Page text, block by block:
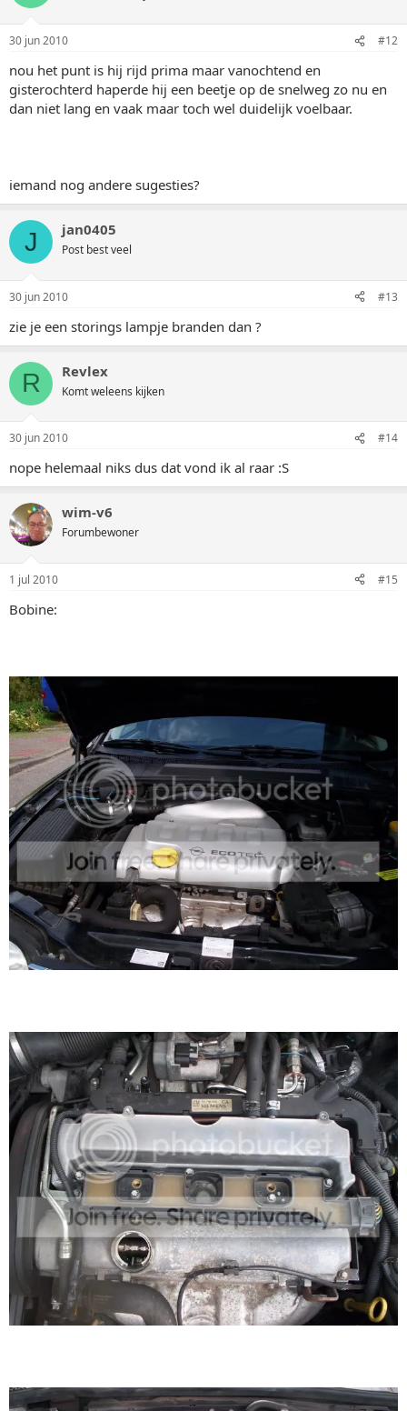
30 jun 2010 #12
nou het punt is hij rijd prima maar vanochtend en
gisterochterd haperde hij een beetje op de snelweg zo nu en
dan niet lang en vaak maar toch wel duidelijk voelbaar.
iemand nog andere sugesties?
J jan0405
Post best veel
30 jun 2010 #13
zie je een storings lampje branden dan ?
R Revlex
Komt weleens kijken
30 jun 2010 #14
nope helemaal niks dus dat vond ik al raar :S
wim-v6
Forumbewoner
1 jul 2010 #15
Bobine: